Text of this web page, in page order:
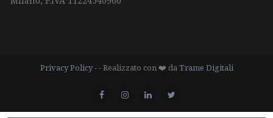
Privacy Policy- - Realizzato con ❤️ daTrame Digitali